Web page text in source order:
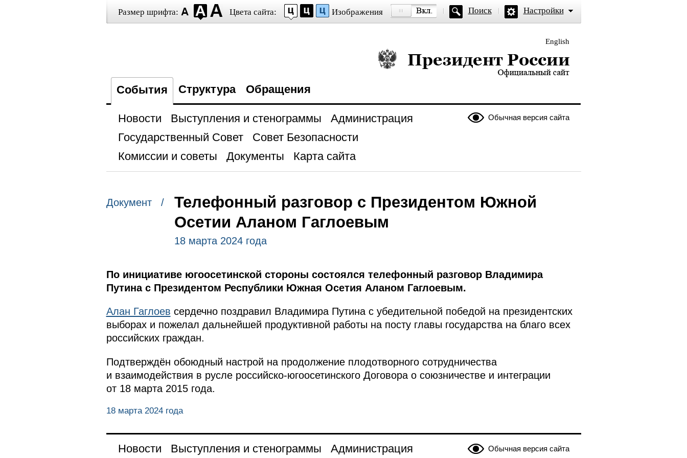
Размер шрифта: Цвета сайта: Изображения Поиск Настройки
English
Президент России — официальный сайт
События Структура Обращения
Обычная версия сайта
Новости Выступления и стенограммы
Администрация
Государственный Совет
Совет Безопасности
Комиссии и советы
Документы Карта сайта
Документ /
Телефонный разговор с Президентом Южной
Осетии Аланом Гаглоевым
18 марта 2024 года
По инициативе югоосетинской стороны состоялся телефонный разговор Владимира
Путина с Президентом Республики Южная Осетия Аланом Гаглоевым.
Алан Гаглоев сердечно поздравил Владимира Путина с убедительной победой на президентских
выборах и пожелал дальнейшей продуктивной работы на посту главы государства на благо всех
российских граждан.
Подтверждён обоюдный настрой на продолжение плодотворного сотрудничества
и взаимодействия в русле российско-югоосетинского Договора о союзничестве и интеграции
от 18 марта 2015 года.
18 марта 2024 года
Обычная версия сайта
Новости Выступления и стенограммы Администрация